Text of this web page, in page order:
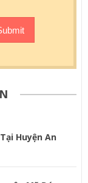
Huyện An